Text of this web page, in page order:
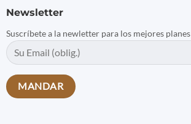
Newsletter
Suscríbete a la newletter para los mejores planes